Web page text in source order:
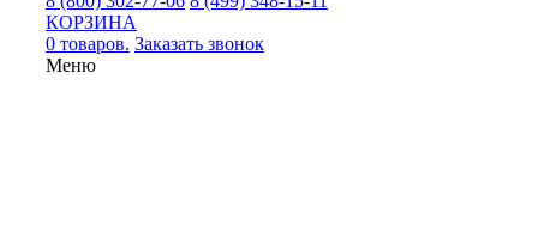
КОРЗИНА
0 товаров. Заказать звонок
Меню